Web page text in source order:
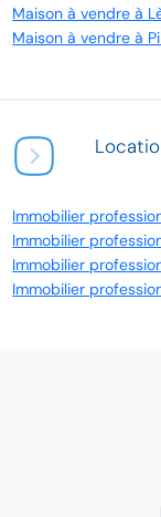
Maison à vendre à
Maison à vendre à
Immobilier
Immobilier
Immobilier
Immobilier